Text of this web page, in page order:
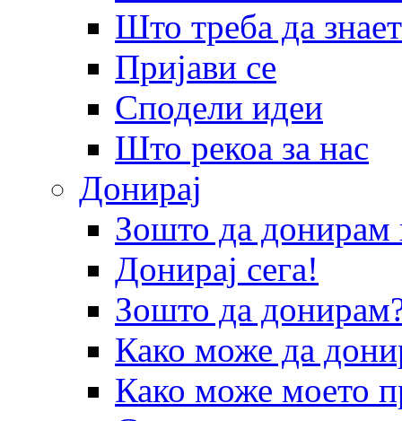
Што треба да
Пријави се
Сподели идеи
Што рекоа за нас
Донирај
Зошто да
Донирај сега!
Зошто да
Како може да
Како може моето